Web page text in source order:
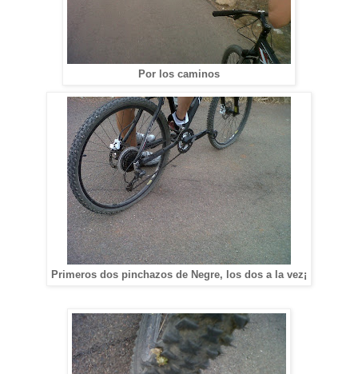
Por los caminos
Primeros dos pinchazos de Negre, los dos a la vez¡